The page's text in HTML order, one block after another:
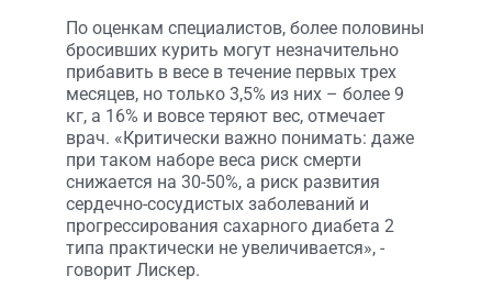
По оценкам специалистов, более половины
бросивших курить могут незначительно
прибавить в весе в течение первых трех
месяцев, но только 3,5% из них – более 9
кг, а 16% и вовсе теряют вес, отмечает
врач. «Критически важно понимать: даже
при таком наборе веса риск смерти
снижается на 30-50%, а риск развития
сердечно-сосудистых заболеваний и
прогрессирования сахарного диабета 2
типа практически не увеличивается», -
говорит Лискер.